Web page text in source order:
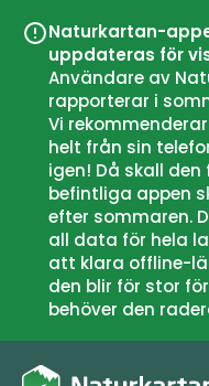
Naturkartan-
uppdateras för
Användare av
rapporterar i
Vi
helt från sin
igen! Då skall
befintliga appen
efter sommaren.
all data för hela
att klara offline-
den blir för stor
behöver den